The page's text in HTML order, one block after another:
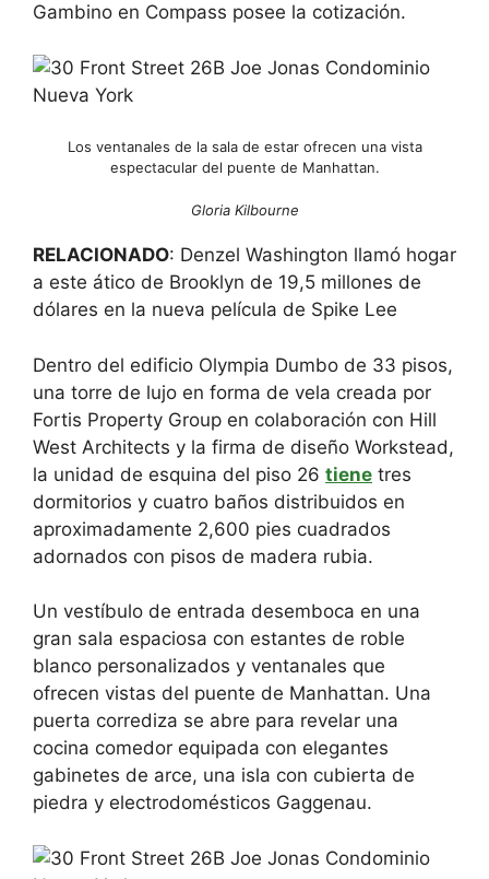
Gambino en Compass posee la cotización.
Los ventanales de la sala de estar ofrecen una vista
espectacular del puente de Manhattan.
Gloria Kilbourne
RELACIONADO: Denzel Washington llamó hogar
a este ático de Brooklyn de 19,5 millones de
dólares en la nueva película de Spike Lee
Dentro del edificio Olympia Dumbo de 33 pisos,
una torre de lujo en forma de vela creada por
Fortis Property Group en colaboración con Hill
West Architects y la firma de diseño Workstead,
la unidad de esquina del piso 26 tiene tres
dormitorios y cuatro baños distribuidos en
aproximadamente 2,600 pies cuadrados
adornados con pisos de madera rubia.
Un vestíbulo de entrada desemboca en una
gran sala espaciosa con estantes de roble
blanco personalizados y ventanales que
ofrecen vistas del puente de Manhattan. Una
puerta corrediza se abre para revelar una
cocina comedor equipada con elegantes
gabinetes de arce, una isla con cubierta de
piedra y electrodomésticos Gaggenau.